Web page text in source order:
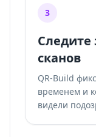
3
Следите
сканов
QR-Build
временем и
видели